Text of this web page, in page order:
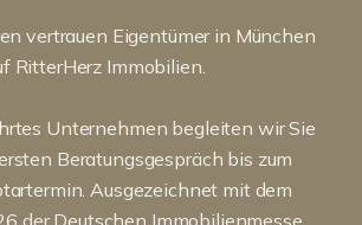
vertrauen Eigentümer in München
RitterHerz Immobilien.
Unternehmen begleiten wir Sie
Beratungsgespräch bis zum
Ausgezeichnet mit dem
der Deutschen Immobilienmesse.